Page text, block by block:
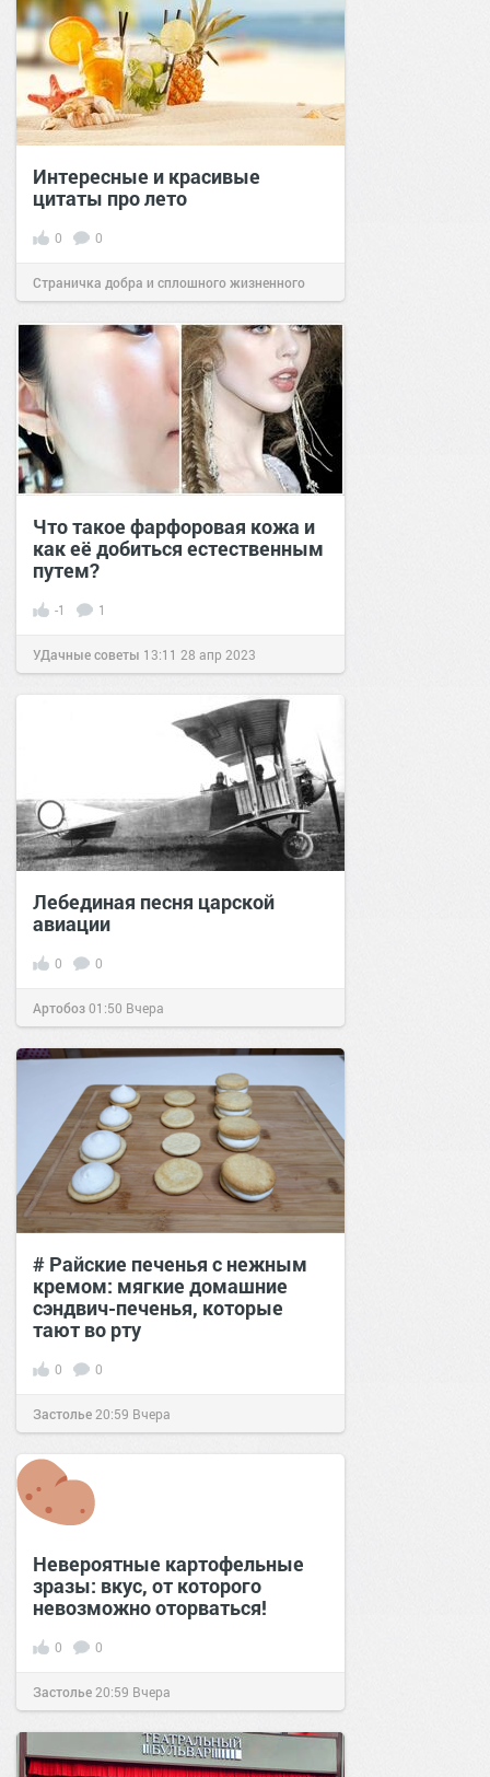
Интересные и красивые
цитаты про лето
0 0
Страничка добра и сплошного жизненного
позитива! 15:4509 авг 2022
Что такое фарфоровая кожа и
как её добиться естественным
путем?
-1 1
УДачные советы 13:11 28 апр 2023
Лебединая песня царской
авиации
0 0
Артобоз01:50 Вчера
# Райские печенья с нежным
кремом: мягкие домашние
сэндвич-печенья, которые
тают во рту
0 0
Застолье 20:59 Вчера
Невероятные картофельные
зразы: вкус, от которого
невозможно оторваться!
0 0
Застолье 20:59 Вчера